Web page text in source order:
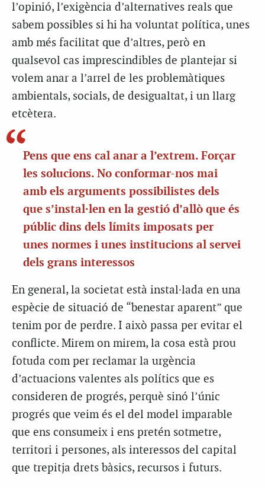
l’opinió, l’exigència d’alternatives reals que
sabem possibles si hi ha voluntat política, unes
amb més facilitat que d’altres, però en
qualsevol cas imprescindibles de plantejar si
volem anar a l’arrel de les problemàtiques
ambientals, socials, de desigualtat, i un llarg
etcètera.
Pens que ens cal anar a l’extrem. Forçar
les solucions. No conformar-nos mai
amb els arguments possibilistes dels
que s’instal·len en la gestió d’allò que és
públic dins dels límits imposats per
unes normes i unes institucions al servei
dels grans interessos
En general, la societat està instal·lada en una
espècie de situació de “benestar aparent” que
tenim por de perdre. I això passa per evitar el
conflicte. Mirem on mirem, la cosa està prou
fotuda com per reclamar la urgència
d’actuacions valentes als polítics que es
consideren de progrés, perquè sinó l’únic
progrés que veim és el del model imparable
que ens consumeix i ens pretén sotmetre,
territori i persones, als interessos del capital
que trepitja drets bàsics, recursos i futurs.